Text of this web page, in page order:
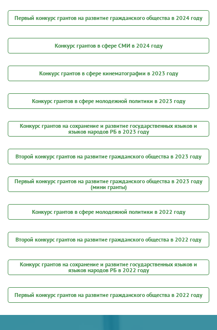
Первый конкурс грантов на развитие гражданского общества в 2024 году
Конкурс грантов в сфере СМИ в 2024 году
Конкурс грантов в сфере кинематографии в 2023 году
Конкурс грантов в сфере молодежной политики в 2023 году
Конкурс грантов на сохранение и развитие государственных языков и
языков народов РБ в 2023 году
Второй конкурс грантов на развитие гражданского общества в 2023 году
Первый конкурс грантов на развитие гражданского общества в 2023 году
(мини гранты)
Конкурс грантов в сфере молодежной политики в 2022 году
Второй конкурс грантов на развитие гражданского общества в 2022 году
Конкурс грантов на сохранение и развитие государственных языков и
языков народов РБ в 2022 году
Первый конкурс грантов на развитие гражданского общества в 2022 году